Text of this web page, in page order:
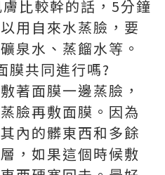
比較幹的話，5分鐘
用自來水蒸臉，要
泉水、蒸餾水等。
膜共同進行嗎?
著面膜一邊蒸臉，
臉再敷面膜。因為
內的髒東西和多餘
，如果這個時候敷